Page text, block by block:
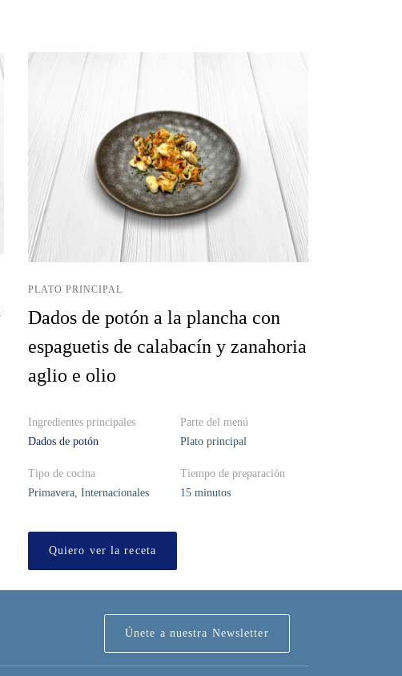
PLATO PRINCIPAL
Dados de potón a la plancha con
espaguetis de calabacín y zanahoria
aglio e olio
Ingredientes principales
Dados de potón
Tipo de cocina
Primavera, Internacionales
Parte del menú
Plato principal
Tiempo de preparación
15 minutos
Quiero ver la receta
Únete a nuestra Newsletter